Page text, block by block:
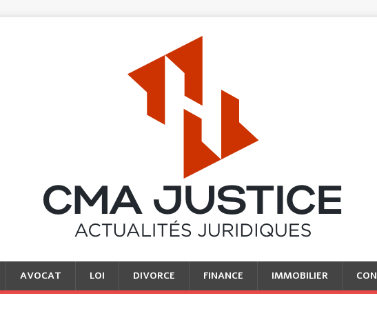
AVOCAT LOI DIVORCE FINANCE IMMOBILIER